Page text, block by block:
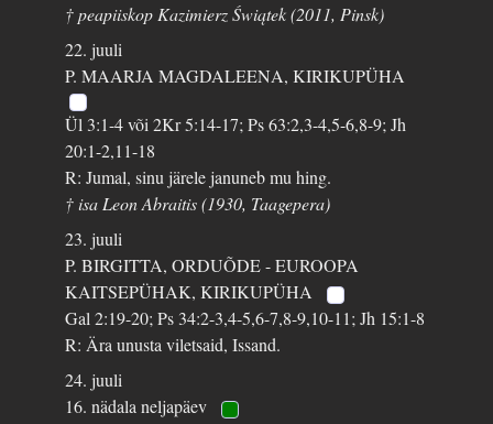
† peapiiskop Kazimierz Świątek (2011, Pinsk)
22. juuli
P. MAARJA MAGDALEENA, KIRIKUPÜHA
Ül 3:1-4 või 2Kr 5:14-17; Ps 63:2,3-4,5-6,8-9; Jh
20:1-2,11-18
R: Jumal, sinu järele januneb mu hing.
† isa Leon Abraitis (1930, Taagepera)
23. juuli
P. BIRGITTA, ORDUÕDE - EUROOPA
KAITSEPÜHAK, KIRIKUPÜHA
Gal 2:19-20; Ps 34:2-3,4-5,6-7,8-9,10-11; Jh 15:1-8
R: Ära unusta viletsaid, Issand.
24. juuli
16. nädala neljapäev